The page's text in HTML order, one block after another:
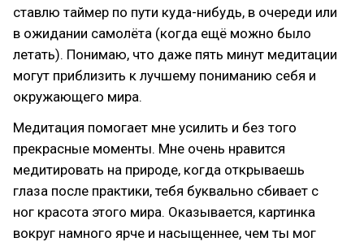
ставлю таймер по пути куда-нибудь, в очереди или
в ожидании самолёта (когда ещё можно было
летать). Понимаю, что даже пять минут медитации
могут приблизить к лучшему пониманию себя и
окружающего мира.
Медитация помогает мне усилить и без того
прекрасные моменты. Мне очень нравится
медитировать на природе, когда открываешь
глаза после практики, тебя буквально сбивает с
ног красота этого мира. Оказывается, картинка
вокруг намного ярче и насыщеннее, чем ты мог